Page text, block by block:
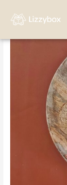
naar
inhoud